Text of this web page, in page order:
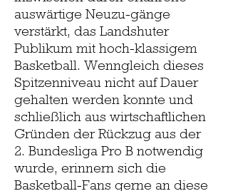
auswärtige Neuzu-gänge
verstärkt, das Landshuter
Publikum mit hoch-klassigem
Basketball. Wenngleich dieses
Spitzenniveau nicht auf Dauer
gehalten werden konnte und
schließlich aus wirtschaftlichen
Gründen der Rückzug aus der
2. Bundesliga Pro B notwendig
wurde, erinnern sich die
Basketball-Fans gerne an diese